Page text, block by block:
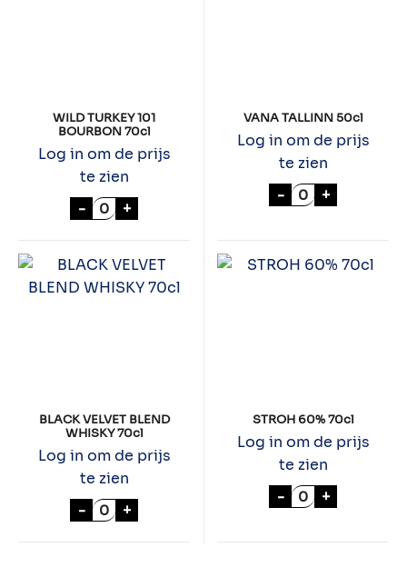
WILD TURKEY 101
BOURBON 70cl
Log in om de prijs
te zien
- WILD TURKEY 101 BOURBON 70cl aantal
+
VANA TALLINN 50cl
Log in om de prijs
te zien
- VANA
+
BLACK VELVET BLEND
WHISKY 70cl
Log in om de prijs
te zien
- BLACK VELVET BLEND WHISKY 70cl aantal
+
STROH 60% 70cl
Log in om de prijs
te zien
- STROH 60%
+